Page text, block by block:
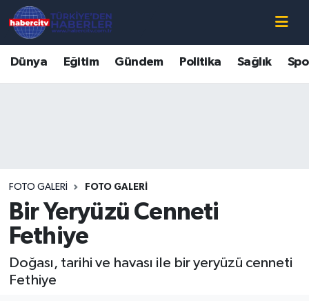
Dünya Eğitim Gündem Politika Sağlık
FOTO GALERI FOTO GALERI
Bir Yeryüzü Cenneti
Fethiye
Doğası, tarihi ve havası ile bir yeryüzü cenneti
Fethiye
Süper Lig Puan Durumu ve Fikstür
Tüm Manşetler
Son Dakika Haberleri